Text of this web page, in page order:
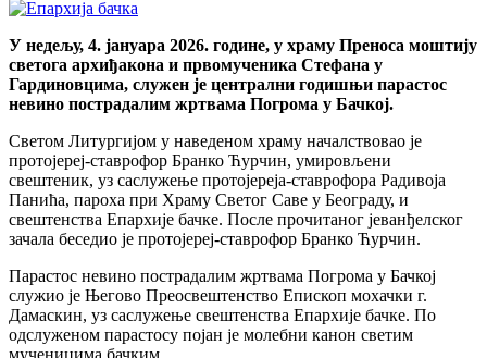
У недељу, 4. јануара 2026. године, у храму Преноса моштију
светога архиђакона и првомученика Стефана у
Гардиновцима, служен је централни годишњи парастос
невино пострадалим жртвама Погрома у Бачкој.
Светом Литургијом у наведеном храму началствовао је
протојереј-ставрофор Бранко Ћурчин, умировљени
свештеник, уз саслужење протојереја-ставрофора Радивоја
Панића, пароха при Храму Светог Саве у Београду, и
свештенства Епархије бачке. После прочитаног јеванђелског
зачала беседио је протојереј-ставрофор Бранко Ћурчин.
Парастос невино пострадалим жртвама Погрома у Бачкој
служио је Његово Преосвештенство Епископ мохачки г.
Дамаскин, уз саслужење свештенства Епархије бачке. По
одслуженом парастосу појан је молебни канон светим